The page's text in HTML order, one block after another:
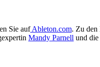
Sie aufAbleton.com. Zu den
Mandy Parnell und die